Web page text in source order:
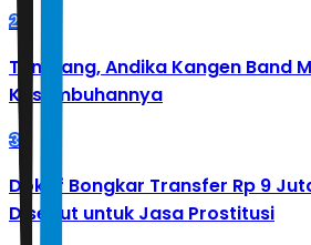
2
Tumbang, Andika Kangen Band
Kesembuhannya
3
Doktif Bongkar Transfer Rp 9
Disebut untuk Jasa Prostitusi